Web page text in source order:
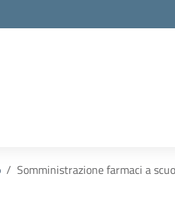
Somministrazione farmaci a